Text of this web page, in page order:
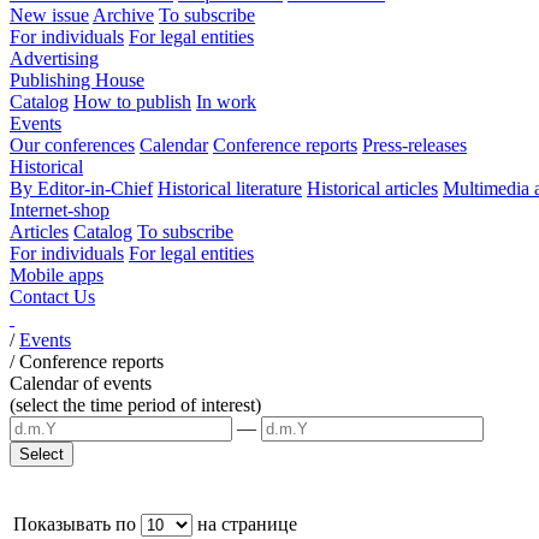
New issue Archive To subscribe
For individuals For legal entities
Advertising
Publishing House
Catalog How to publish In work
Events
Our conferences Calendar Conference reports Press-releases
Historical
By Editor-in-Chief Historical literature Historical articles Multimedia
Internet-shop
Articles Catalog To subscribe
For individuals For legal entities
Mobile apps
Contact Us
/Events
/Conference reports
Calendar of events
(select the time period of interest)
—
Показывать по
на странице